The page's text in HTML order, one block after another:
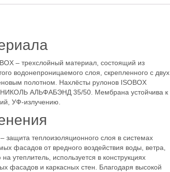
– трехслойный материал, состоящий из
водонепроницаемого слоя, скрепленного с двух
полотном. Нахлёсты рулонов ISOBOX
АЛЬФАБЭНД 35/50. Мембрана устойчива к
УФ-излучению.
теплоизоляционного слоя в системах
фасадов от вредного воздействия воды, ветра,
утеплитель, используется в конструкциях
фасадов и каркасных стен. Благодаря высокой